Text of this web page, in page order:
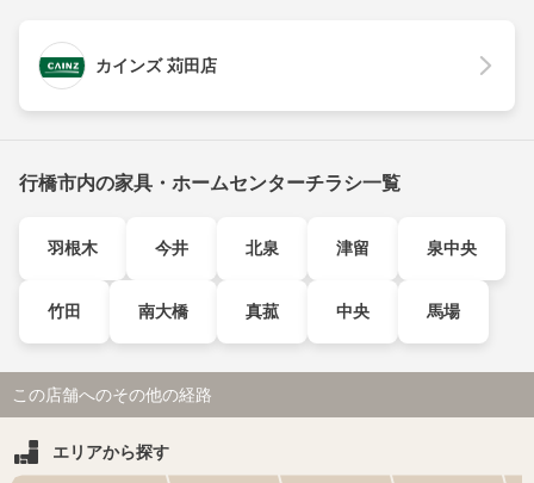
カインズ 苅田店
行橋市内の家具・ホームセンターチラシ一覧
羽根木 今井 北泉 津留 泉中央
竹田 南大橋 真菰 中央 馬場
この店舗へのその他の経路
エリアから探す